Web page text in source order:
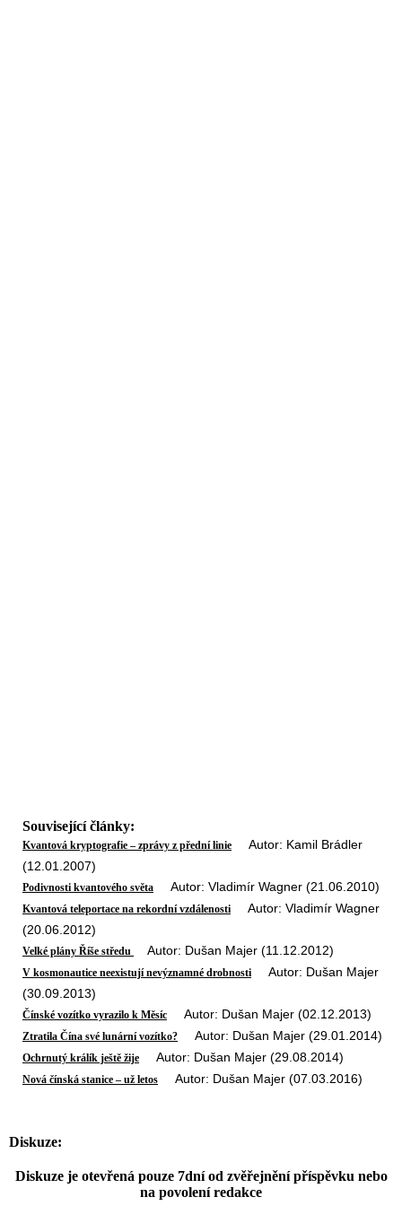
Související články:
Kvantová kryptografie – zprávy z přední linie Autor: Kamil Brádler
(12.01.2007)
Podivnosti kvantového světa Autor: Vladimír Wagner (21.06.2010)
Kvantová teleportace na rekordní vzdálenosti Autor: Vladimír Wagner
(20.06.2012)
Velké plány Říše středu Autor: Dušan Majer (11.12.2012)
V kosmonautice neexistují nevýznamné drobnosti Autor: Dušan Majer
(30.09.2013)
Čínské vozítko vyrazilo k Měsíc Autor: Dušan Majer (02.12.2013)
Ztratila Čína své lunární vozítko? Autor: Dušan Majer (29.01.2014)
Ochrnutý králík ještě žije Autor: Dušan Majer (29.08.2014)
Nová čínská stanice – už letos Autor: Dušan Majer (07.03.2016)
Diskuze:
Diskuze je otevřená pouze 7dní od zvěřejnění příspěvku nebo
na povolení redakce